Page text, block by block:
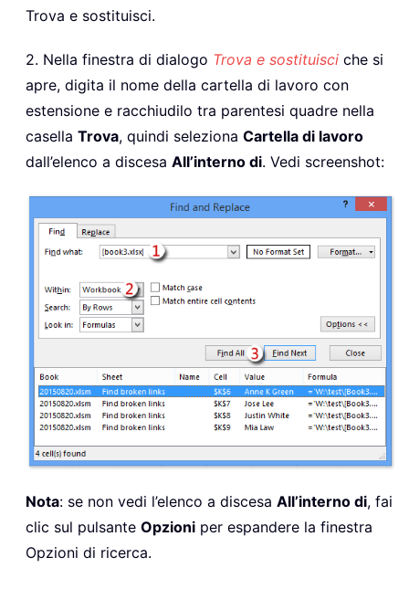
Trova e sostituisci.
2. Nella finestra di dialogo Trova e sostituisci che si
apre, digita il nome della cartella di lavoro con
estensione e racchiudilo tra parentesi quadre nella
casella Trova, quindi seleziona Cartella di lavoro
dall’elenco a discesa All’interno di. Vedi screenshot:
Nota: se non vedi l’elenco a discesa All’interno di, fai
clic sul pulsante Opzioni per espandere la finestra
Opzioni di ricerca.